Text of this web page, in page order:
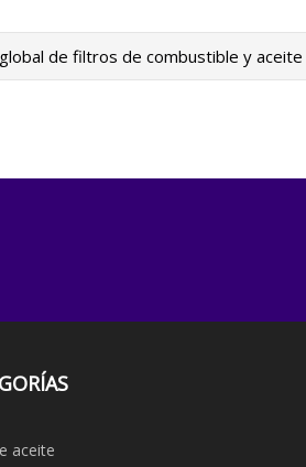
de filtros de combustible y aceite
aceite